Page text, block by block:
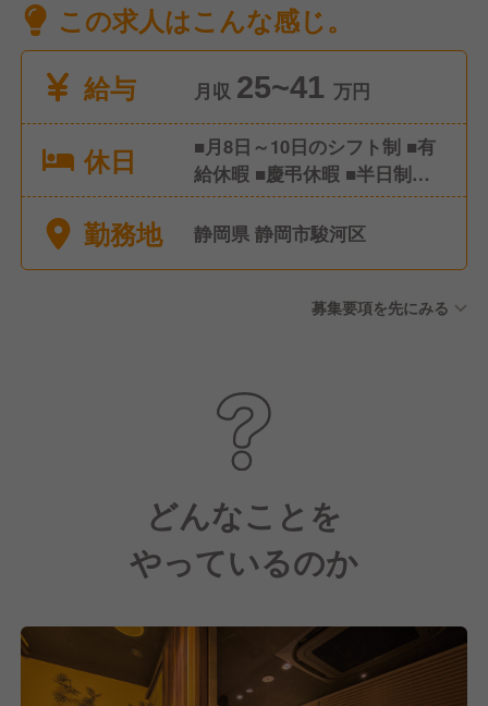
この求人はこんな感じ。
給与
月収 25~41 万円
休日
■月8日～10日のシフト制 ■有
給休暇 ■慶弔休暇 ■半日制度
導入
勤務地 静岡県 静岡市駿河区
募集要項を先にみる
どんなことを
やっているのか